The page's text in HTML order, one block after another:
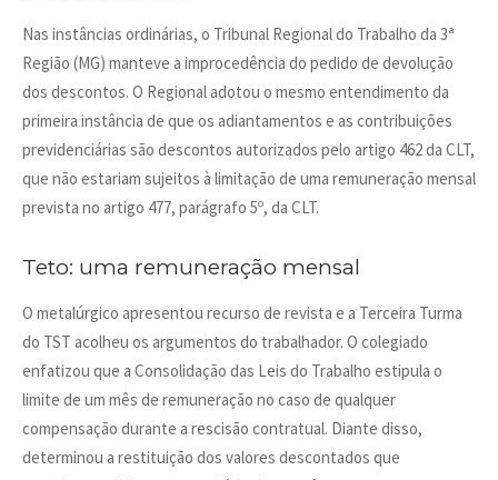
Nas instâncias ordinárias, o Tribunal Regional do Trabalho da 3ª
Região (MG) manteve a improcedência do pedido de devolução
dos descontos. O Regional adotou o mesmo entendimento da
primeira instância de que os adiantamentos e as contribuições
previdenciárias são descontos autorizados pelo artigo 462 da CLT,
que não estariam sujeitos à limitação de uma remuneração mensal
prevista no artigo 477, parágrafo 5º, da CLT.
Teto: uma remuneração mensal
O metalúrgico apresentou recurso de revista e a Terceira Turma
do TST acolheu os argumentos do trabalhador. O colegiado
enfatizou que a Consolidação das Leis do Trabalho estipula o
limite de um mês de remuneração no caso de qualquer
compensação durante a rescisão contratual. Diante disso,
determinou a restituição dos valores descontados que